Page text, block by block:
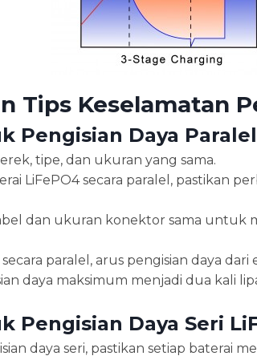
Tips Keselamatan
Pengisian Daya
tipe, dan ukuran yang sama.
LiFePO4 secara paralel, pastikan
dan ukuran konektor sama untuk
paralel, arus pengisian daya
daya maksimum menjadi dua kali
Pengisian Daya Seri
daya seri, pastikan setiap baterai